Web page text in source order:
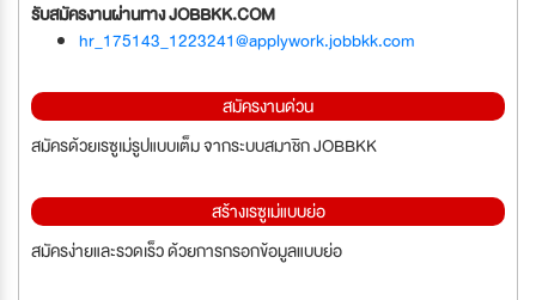
รับสมัครงานผ่านทาง JOBBKK.COM
hr_175143_1223241@applywork.jobbkk.com
สมัครงานด่วน
สมัครด้วยเรซูเม่รูปแบบเต็ม จากระบบสมาชิก JOBBKK
สร้างเรซูเม่แบบย่อ
สมัครง่ายและรวดเร็ว ด้วยการกรอกข้อมูลแบบย่อ